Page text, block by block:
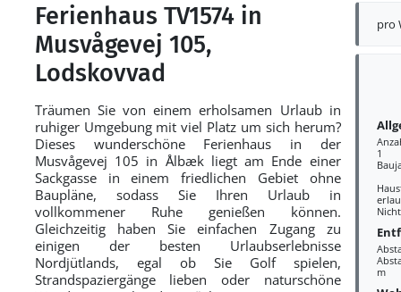
pro
1
m
Ferienhaus TV1574 in
Musvågevej 105,
Lodskovvad
Träumen Sie von einem erholsamen Urlaub in
ruhiger Umgebung mit viel Platz um sich herum?
Dieses wunderschöne Ferienhaus in der
Musvågevej 105 in Ålbæk liegt am Ende einer
Sackgasse in einem friedlichen Gebiet ohne
Baupläne, sodass Sie Ihren Urlaub in
vollkommener Ruhe genießen können.
Gleichzeitig haben Sie einfachen Zugang zu
einigen der besten Urlaubserlebnisse
Nordjütlands, egal ob Sie Golf spielen,
Strandspaziergänge lieben oder naturschöne